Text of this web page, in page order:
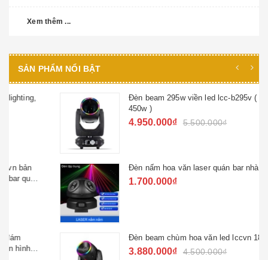
Xem thêm ...
SẢN PHẨM NỔI BẬT
Đèn beam 295w viền led lcc-b295v ( power
450w )
4.950.000₫ 5.500.000₫
Đèn nấm hoa văn laser quán bar nhà hàng
1.700.000₫
Đèn beam chùm hoa văn led lccvn 180w
3.880.000₫ 4.500.000₫